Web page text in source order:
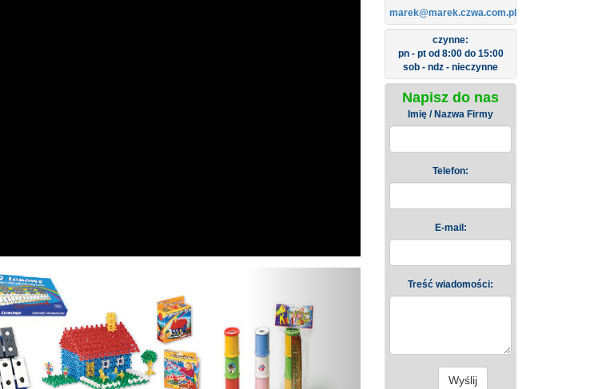
marek@marek.czwa.com.pl
czynne:
pn - pt od 8:00 do 15:00
sob - ndz - nieczynne
Napisz do nas
Imię / Nazwa Firmy
Telefon:
E-mail:
Treść wiadomości:
Wyślij